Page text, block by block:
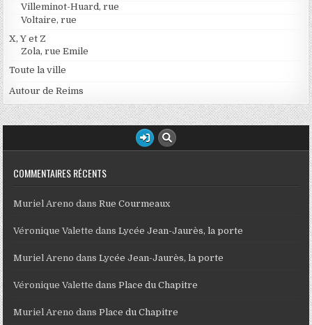
Villeminot-Huard, rue
Voltaire, rue
X, Y et Z
Zola, rue Emile
Toute la ville
Autour de Reims
COMMENTAIRES RÉCENTS
Muriel Areno dansRue Courmeaux
Véronique Valette dansLycée Jean-Jaurès, la porte
Muriel Areno dansLycée Jean-Jaurès, la porte
Véronique Valette dansPlace du Chapitre
Muriel Areno dansPlace du Chapitre